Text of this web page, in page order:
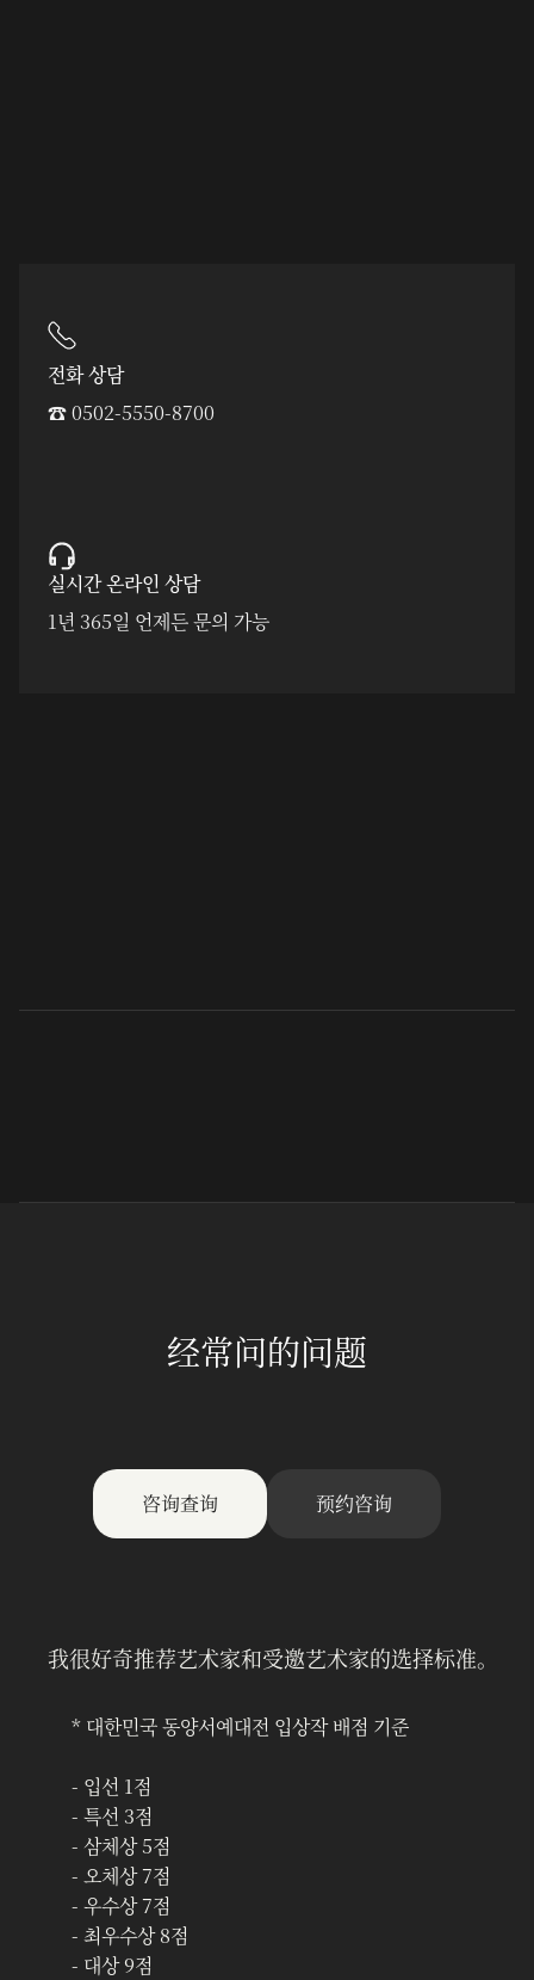
전화 상담
☎︎ 0502-5550-8700
실시간 온라인 상담
1년 365일 언제든 문의 가능
经常问的问题
咨询查询 预约咨询
我很好奇推荐艺术家和受邀艺术家的选择标准。
* 대한민국 동양서예대전 입상작 배점 기준
- 입선 1점
- 특선 3점
- 삼체상 5점
- 오체상 7점
- 우수상 7점
- 최우수상 8점
- 대상 9점